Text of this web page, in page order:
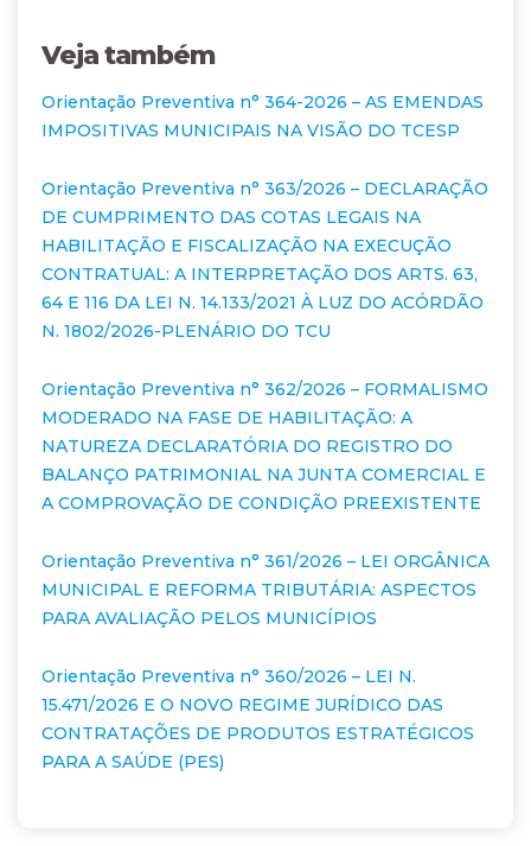
Veja também
Orientação Preventiva n° 364-2026 – AS EMENDAS
IMPOSITIVAS MUNICIPAIS NA VISÃO DO TCESP
Orientação Preventiva n° 363/2026 – DECLARAÇÃO
DE CUMPRIMENTO DAS COTAS LEGAIS NA
HABILITAÇÃO E FISCALIZAÇÃO NA EXECUÇÃO
CONTRATUAL: A INTERPRETAÇÃO DOS ARTS. 63,
64 E 116 DA LEI N. 14.133/2021 À LUZ DO ACÓRDÃO
N. 1802/2026-PLENÁRIO DO TCU
Orientação Preventiva n° 362/2026 – FORMALISMO
MODERADO NA FASE DE HABILITAÇÃO: A
NATUREZA DECLARATÓRIA DO REGISTRO DO
BALANÇO PATRIMONIAL NA JUNTA COMERCIAL E
A COMPROVAÇÃO DE CONDIÇÃO PREEXISTENTE
Orientação Preventiva n° 361/2026 – LEI ORGÂNICA
MUNICIPAL E REFORMA TRIBUTÁRIA: ASPECTOS
PARA AVALIAÇÃO PELOS MUNICÍPIOS
Orientação Preventiva n° 360/2026 – LEI N.
15.471/2026 E O NOVO REGIME JURÍDICO DAS
CONTRATAÇÕES DE PRODUTOS ESTRATÉGICOS
PARA A SAÚDE (PES)